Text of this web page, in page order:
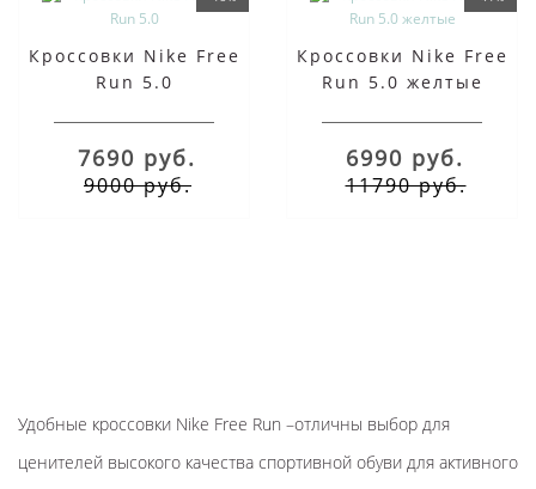
Кроссовки Nike Free
Run 5.0
7690 руб.
9000 руб.
Кроссовки Nike Free
Run 5.0 желтые
6990 руб.
11790 руб.
Удобные кроссовки Nike Free Run –отличны выбор для
ценителей высокого качества спортивной обуви для активного